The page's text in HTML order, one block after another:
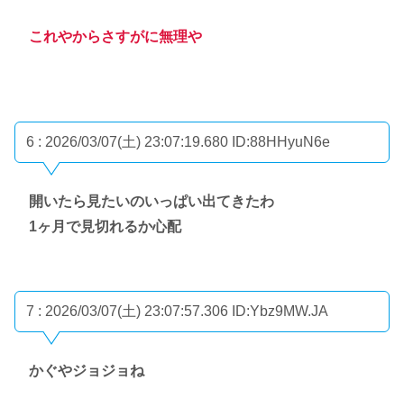
これやからさすがに無理や
6 : 2026/03/07(土) 23:07:19.680 ID:88HHyuN6e
開いたら見たいのいっぱい出てきたわ
1ヶ月で見切れるか心配
7 : 2026/03/07(土) 23:07:57.306 ID:Ybz9MW.JA
かぐやジョジョね